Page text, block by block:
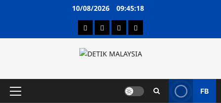
10/08/2026 09:45:18
Hubungi Kami
Terma & Syarat
Dasar Privasi
Penafian
Primary
FB